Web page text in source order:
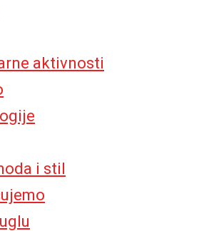
aktivnosti
i stil